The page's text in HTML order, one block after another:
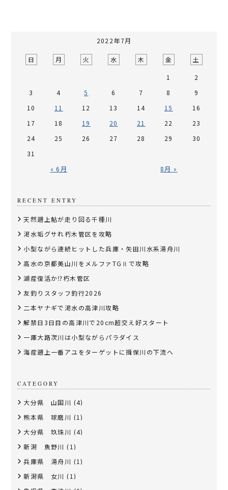
2022年7月
日 月 火 水 木 金 土
« 6月 8月 »
1
2
3
4 5 6 7 8
9
10
11 12 13 14 15
16
17
18 19 20 21 22
23
24
25 26 27 28 29
30
31
RECENT ENTRY
天然遡上鮎が走り回る千種川
渇水垢グサれ朽木管区を攻略
小型ながら連続ヒットした兵庫・矢田川水系湯舟川
高水の京都美山川をメルファTGⅡで攻略
湖産復活か⁉朽木管区
友釣りスタッフ釣行2026
二本ヤナギで渇水の高津川攻略
解禁日3日目の高津川で20cm超交え好スタート
一庫大路次川は小型ながらパラダイス
海産遡上一番アユをターゲットに揖保川の下流へ
CATEGORY
大分県 山国川 (4)
熊本県 球磨川 (1)
大分県 玖珠川 (4)
新潟 魚野川 (1)
兵庫県 湯舟川 (1)
新潟県 女川 (1)